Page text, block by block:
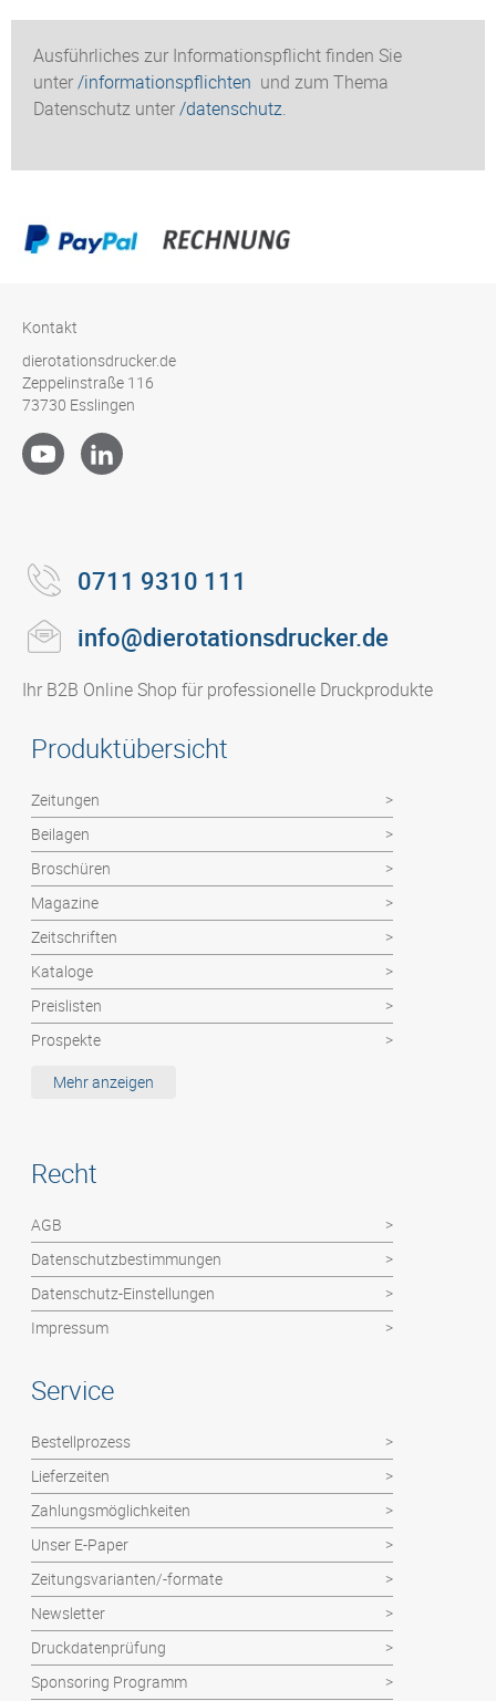
Ausführliches zur Informationspflicht finden Sie
unter/informationspflichten und zum Thema
Datenschutz unter/datenschutz.
Kontakt
dierotationsdrucker.de
Zeppelinstraße 116
73730 Esslingen
0711 9310 111
info@dierotationsdrucker.de
Ihr B2B Online Shop für professionelle Druckprodukte
Produktübersicht
Zeitungen
Beilagen
Broschüren
Magazine
Zeitschriften
Kataloge
Preislisten
Prospekte
Etiketten / MemoStick®
Kalender
Flyer / Poster / Einzelblätter
Faltblätter
Mehr anzeigen
Recht
AGB
Datenschutzbestimmungen
Datenschutz-Einstellungen
Impressum
Service
Bestellprozess
Lieferzeiten
Zahlungsmöglichkeiten
Unser E-Paper
Zeitungsvarianten/-formate
Newsletter
Druckdatenprüfung
Sponsoring Programm